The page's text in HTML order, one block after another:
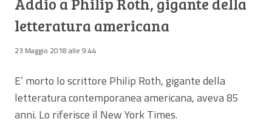
letteratura americana
23 Maggio 2018 alle 9:44
E’ morto lo scrittore Philip Roth, gigante della
letteratura contemporanea americana, aveva 85
anni. Lo riferisce il New York Times.